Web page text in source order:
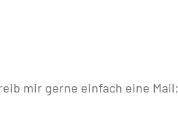
mir gerne einfach eine Mail: